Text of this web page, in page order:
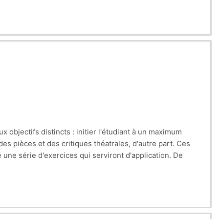
objectifs distincts : initier l'étudiant à un maximum
pièces et des critiques théatrales, d'autre part. Ces
série d'exercices qui serviront d'application. De